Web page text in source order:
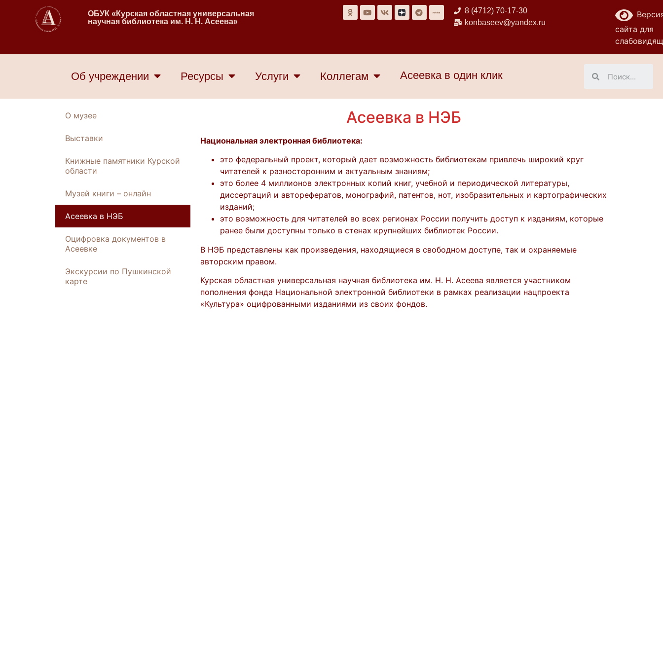
ОБУК «Курская областная универсальная
научная библиотека им. Н. Н. Асеева»
8 (4712) 70-17-30
konbaseev@yandex.ru
сайта для
Об учреждении Ресурсы Услуги Коллегам Асеевка в один клик
О музее
Выставки
Книжные памятники Курской
области
Музей книги – онлайн
Асеевка в НЭБ
Оцифровка документов в
Асеевке
Экскурсии по Пушкинской
карте
Асеевка в НЭБ
Национальная электронная библиотека:
это федеральный проект, который дает возможность библиотекам привлечь широкий круг
читателей к разносторонним и актуальным знаниям;
это более 4 миллионов электронных копий книг, учебной и периодической литературы,
диссертаций и авторефератов, монографий, патентов, нот, изобразительных и картографических
изданий;
это возможность для читателей во всех регионах России получить доступ к изданиям, которые
ранее были доступны только в стенах крупнейших библиотек России.
В НЭБ представлены как произведения, находящиеся в свободном доступе, так и охраняемые
авторским правом.
Курская областная универсальная научная библиотека им. Н. Н. Асеева является участником
пополнения фонда Национальной электронной библиотеки в рамках реализации нацпроекта
«Культура» оцифрованными изданиями из своих фондов.